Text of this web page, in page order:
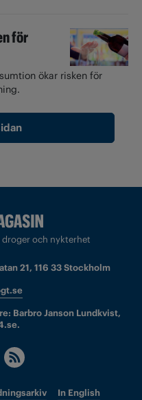
för
ökar risken för
och nykterhet
21, 116 33 Stockholm
Barbro Janson Lundkvist,
In English